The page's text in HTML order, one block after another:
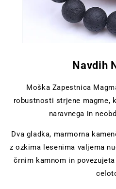
Navdih
Moška Zapestnica
robustnosti strjene magme,
naravnega in
Dva gladka, marmorna
z ozkima lesenima valjema
črnim kamnom in